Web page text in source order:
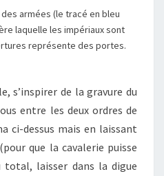
armées (le tracé en bleu
laquelle les impériaux sont
représente des portes.
s’inspirer de la gravure du
entre les deux ordres de
ci-dessus mais en laissant
que la cavalerie puisse
total, laisser dans la digue